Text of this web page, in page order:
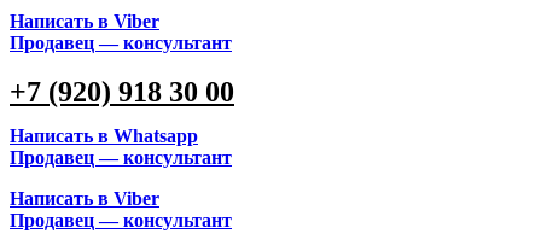
Написать в Viber
Продавец — консультант
+7 (920) 918 30 00
Написать в Whatsapp
Продавец — консультант
Написать в Viber
Продавец — консультант